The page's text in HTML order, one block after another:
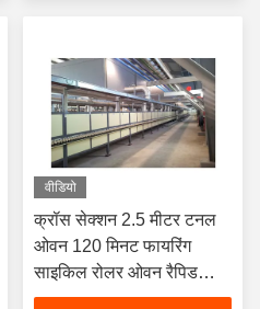
वीडियो
क्रॉस सेक्शन 2.5 मीटर टनल
ओवन 120 मिनट फायरिंग
साइकिल रोलर ओवन रैपिड
फायरिंग